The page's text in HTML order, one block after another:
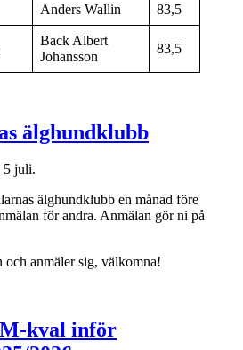
Anders Wallin 83,5
Back Albert
Johansson
83,5
älghundklubb
5 juli.
älghundklubb en månad före
för andra. Anmälan gör ni på
och anmäler sig, välkomna!
kval inför